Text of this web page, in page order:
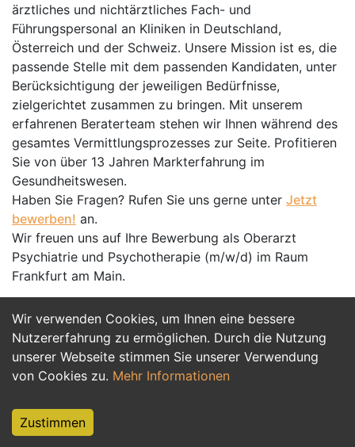
Wir verwenden Cookies, um Ihnen eine bessere
Nutzererfahrung zu ermöglichen. Durch die Nutzung
unserer Webseite stimmen Sie unserer Verwendung
von Cookies zu. Mehr Informationen
Zustimmen
ärztliches und nichtärztliches Fach- und
Führungspersonal an Kliniken in Deutschland,
Österreich und der Schweiz. Unsere Mission ist es, die
passende Stelle mit dem passenden Kandidaten, unter
Berücksichtigung der jeweiligen Bedürfnisse,
zielgerichtet zusammen zu bringen. Mit unserem
erfahrenen Beraterteam stehen wir Ihnen während des
gesamtes Vermittlungsprozesses zur Seite. Profitieren
Sie von über 13 Jahren Markterfahrung im
Gesundheitswesen.
Haben Sie Fragen? Rufen Sie uns gerne unter Jetzt
bewerben! an.
Wir freuen uns auf Ihre Bewerbung als Oberarzt
Psychiatrie und Psychotherapie (m/w/d) im Raum
Frankfurt am Main.
Jetzt Bewerben